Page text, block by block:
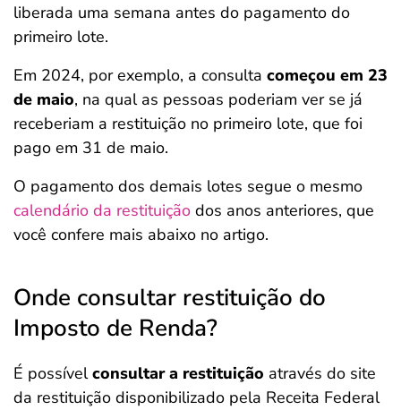
liberada uma semana antes do pagamento do
primeiro lote.
Em 2024, por exemplo, a consulta começou em 23
de maio, na qual as pessoas poderiam ver se já
receberiam a restituição no primeiro lote, que foi
pago em 31 de maio.
O pagamento dos demais lotes segue o mesmo
calendário da restituição dos anos anteriores, que
você confere mais abaixo no artigo.
Onde consultar restituição do
Imposto de Renda?
É possívelconsultar a restituição através do site
da restituição disponibilizado pela Receita Federal